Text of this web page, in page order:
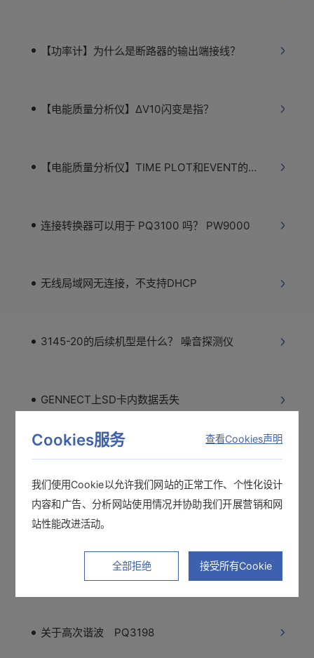
【功率计】为什么是断路器的输出端接线？
【电能质量分析仪】ΔV10闪变是指？
【电能质量分析仪】TIME PLOT和EVENT的区别
连接转换器可以用于 PQ3100 吗？ PW9000
无线局域网无连接，不支持DHCP
3145-20的后续机型是什么？ 噪音探测仪
GENNECT上SD卡内数据丢失
详细趋势和基本趋势的区别 PQ One
能知道谐波的流入和流出吗？
关于可以使用的SD卡
关于高次谐波 PQ3198
Cookies服务 查看Cookies声明
我们使用Cookie以允许我们网站的正常工作、个性化设计
内容和广告、分析网站使用情况并协助我们开展营销和网
站性能改进活动。
全部拒绝 接受所有Cookie